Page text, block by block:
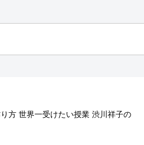
方 世界一受けたい授業 渋川祥子の